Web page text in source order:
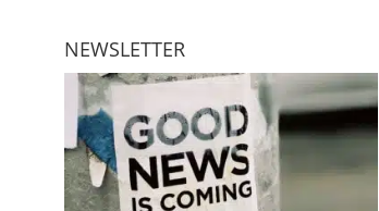
NEWSLETTER